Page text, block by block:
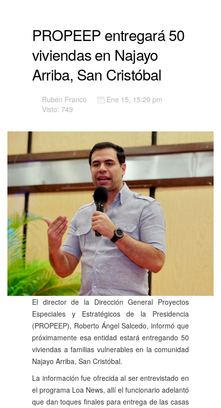
PROPEEP entregará 50
viviendas en Najayo
Arriba, San Cristóbal
Rubén Franco
Ene 15, 15:20 pm
Visto: 749
El director de la Dirección General Proyectos
Especiales y Estratégicos de la Presidencia
(PROPEEP), Roberto Ángel Salcedo, informó que
próximamente esa entidad estará entregando 50
viviendas a familias vulnerables en la comunidad
Najayo Arriba, San Cristóbal.
La información fue ofrecida al ser entrevistado en
el programa Loa News, allí el funcionario adelantó
que dan toques finales para entrega de las casas